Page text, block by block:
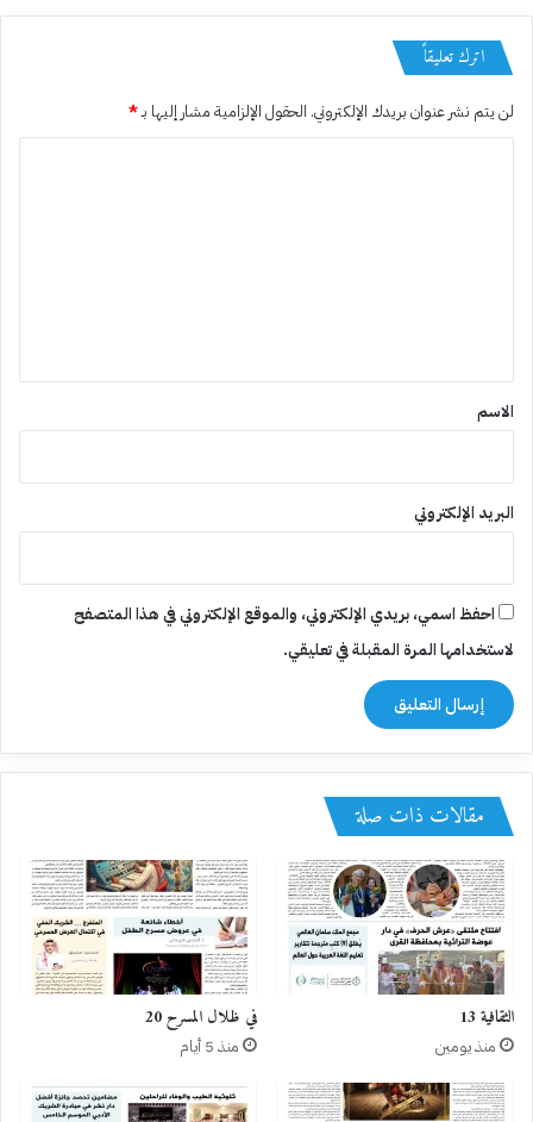
اترك تعليقاً
لن يتم نشر عنوان بريدك الإلكتروني. الحقول الإلزامية مشار إليها بـ*
*
الاسم
البريد الإلكتروني
احفظ اسمي، بريدي الإلكتروني، والموقع الإلكتروني في هذا المتصفح
لاستخدامها المرة المقبلة في تعليقي.
مقالات ذات صلة
الثقافية 13
منذ يومين
في ظلال المسرح 20
منذ 5 أيام